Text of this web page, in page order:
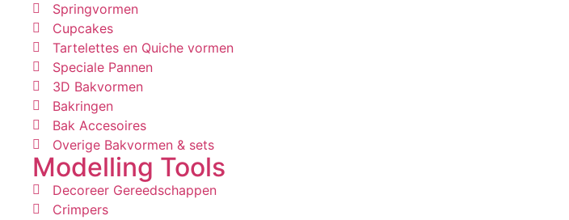
Springvormen
Cupcakes
Tartelettes en Quiche vormen
Speciale Pannen
3D Bakvormen
Bakringen
Bak Accesoires
Overige Bakvormen & sets
Modelling Tools
Decoreer Gereedschappen
Crimpers